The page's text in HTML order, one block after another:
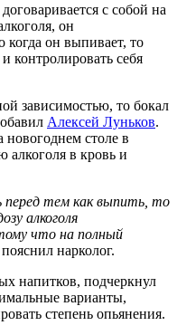
с собой на
он
когда он выпивает, то
контролировать себя
зависимостью, то бокал
Алексей Луньков.
столе в
алкоголя в кровь и
перед тем как выпить, то
алкоголя
что на полный
нарколог.
напитков, подчеркнул
варианты,
степень опьянения.